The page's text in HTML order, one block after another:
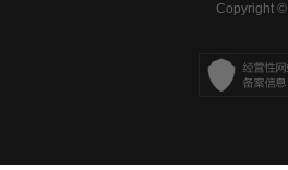
Copyright ©